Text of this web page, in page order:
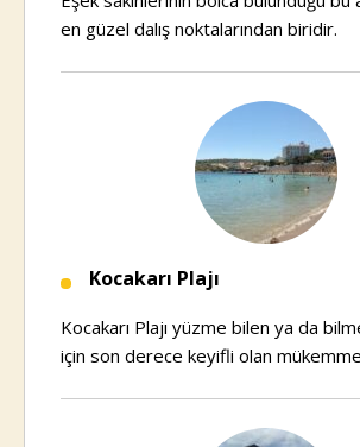
en güzel dalış noktalarından biridir.
Kocakarı Plajı
Kocakarı Plajı yüzme bilen ya da
için son derece keyifli olan